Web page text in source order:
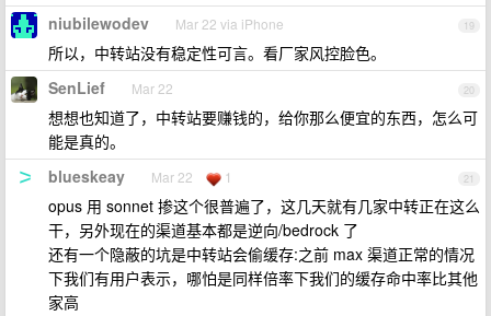
19
niubilewodev Mar 22 via iPhone
所以，中转站没有稳定性可言。看厂家风控脸色。
20
SenLief Mar 22
想想也知道了，中转站要赚钱的，给你那么便宜的东西，怎么可
能是真的。
21
blueskeay Mar 22 1
opus 用 sonnet 掺这个很普遍了，这几天就有几家中转正在这么
干，另外现在的渠道基本都是逆向/bedrock 了
还有一个隐蔽的坑是中转站会偷缓存:之前 max 渠道正常的情况
下我们有用户表示，哪怕是同样倍率下我们的缓存命中率比其他
家高